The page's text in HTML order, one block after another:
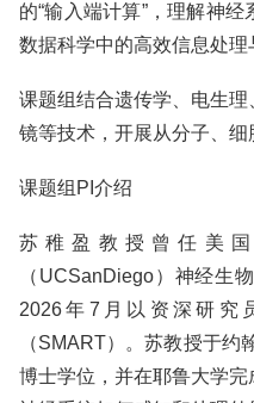
的“输入端计算”，理解神
数据科学中的高效信息处理
课题组结合遗传学、电生
镜等技术，开展从分子、细
课题组PI介绍
苏稚盈教授曾任美
（UCSanDiego）神经生
2026年7月以资深研究
（SMART）。苏教授于约
博士学位，并在耶鲁大学